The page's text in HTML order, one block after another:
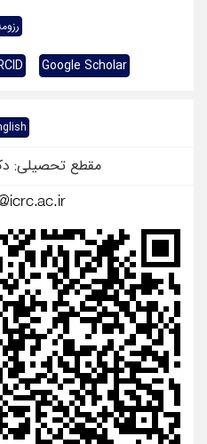
Google Scholar
مقطع تحصیلی: